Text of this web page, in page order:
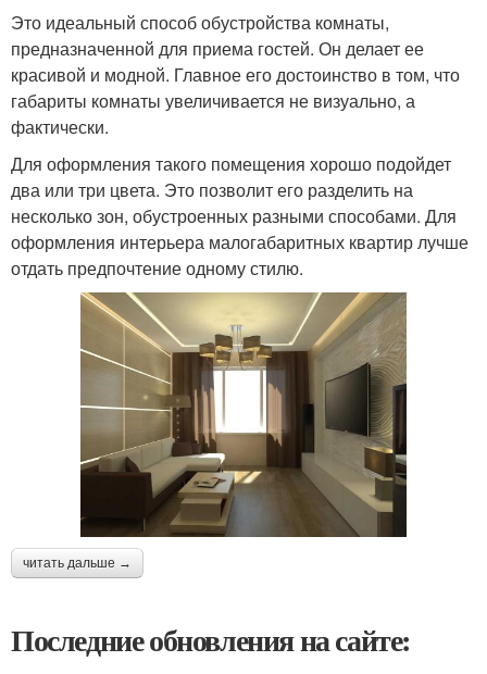
Это идеальный способ обустройства комнаты,
предназначенной для приема гостей. Он делает ее
красивой и модной. Главное его достоинство в том, что
габариты комнаты увеличивается не визуально, а
фактически.
Для оформления такого помещения хорошо подойдет
два или три цвета. Это позволит его разделить на
несколько зон, обустроенных разными способами. Для
оформления интерьера малогабаритных квартир лучше
отдать предпочтение одному стилю.
читать дальше →
Последние обновления на сайте: